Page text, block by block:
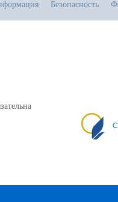
Безопасность